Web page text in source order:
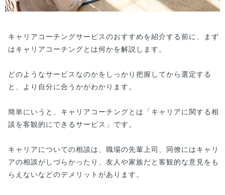
キャリアコーチングサービスのおすすめを紹介する前に、まず
はキャリアコーチングとは何かを解説します。
どのようなサービスなのかをしっかり把握してから選定する
と、より自分に合うかがわかります。
簡単にいうと、キャリアコーチングとは「キャリアに関する相
談を客観的にできるサービス」です。
キャリアについての相談は、職場の先輩上司、同僚にはキャリ
アの相談がしづらかったり、友人や家族だと客観的な意見をも
らえないなどのデメリットがあります。